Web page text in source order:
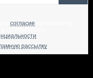
согласие
рассылку